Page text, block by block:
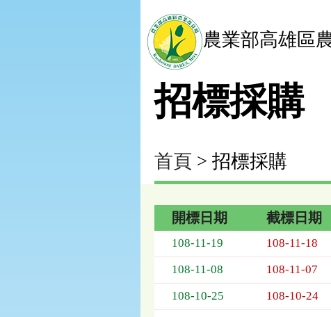
農業部高雄區
招標採購
首頁 > 招標採購
購
表，
開標日期 截標日期
108-11-19 108-11-18
108-11-08 108-11-07
108-10-25 108-10-24